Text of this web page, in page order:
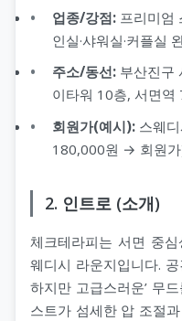
부산오피(부산op)
제주오피(제주op)
서울오피(서울op)
울산오피(울산op)
대전오피(대전op)
세종오피(세종op)
오피가이드
부산달리기(부달)
헬로밤
오피뷰
아로마마사지
스포츠마사지
타이마사지
업종/강점: 프리미엄
인실·샤워실·커플실
주소/동선: 부산진구
이타워 10층, 서면역
회원가(예시): 스웨
180,000원 → 회원가
2. 인트로 (소개)
체크테라피는 서면 중
웨디시 라운지입니다.
하지만 고급스러운’ 무
스트가 섬세한 압 조절